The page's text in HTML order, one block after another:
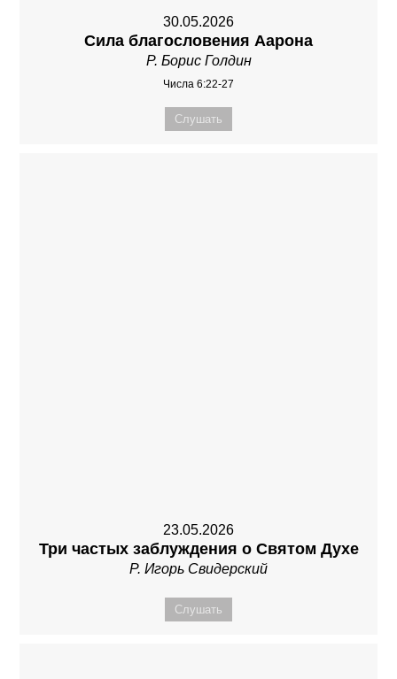
30.05.2026
Сила благословения Аарона
Р. Борис Голдин
Числа 6:22-27
Слушать
23.05.2026
Три частых заблуждения о Святом Духе
Р. Игорь Свидерский
Слушать